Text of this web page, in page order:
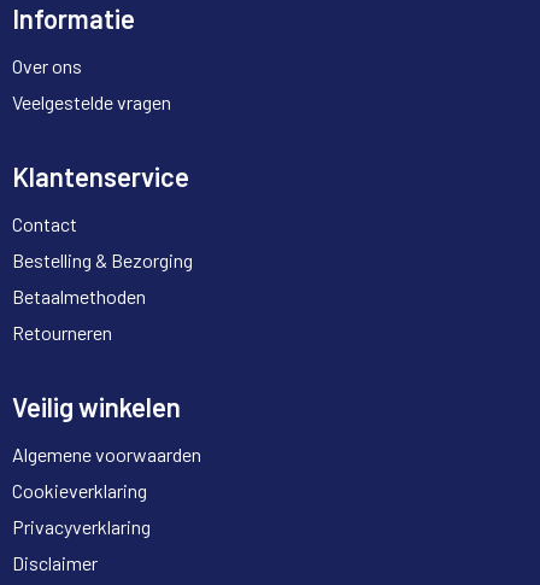
Informatie
Over ons
Veelgestelde vragen
Klantenservice
Contact
Bestelling & Bezorging
Betaalmethoden
Retourneren
Veilig winkelen
Algemene voorwaarden
Cookieverklaring
Privacyverklaring
Disclaimer